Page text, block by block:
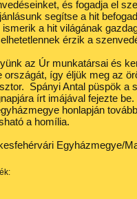
és fogadja el
segítse a hit
ismerik a hit világának
érzik a
az Úr munkatársai és
országát, így éljük meg az
Spányi Antal püspök a
írt imájával fejezte be.
honlapján
a homília.
Egyházmegye/